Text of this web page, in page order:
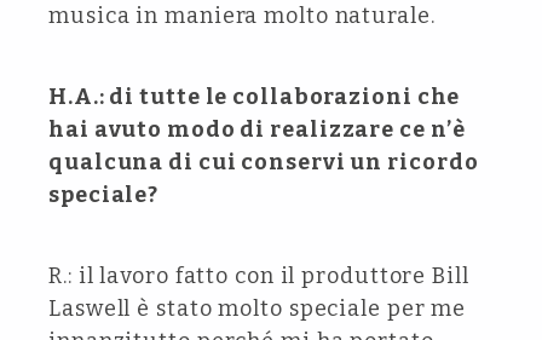
musica in maniera molto naturale.
H.A.: di tutte le collaborazioni che
hai avuto modo di realizzare ce n’è
qualcuna di cui conservi un ricordo
speciale?
R.: il lavoro fatto con il produttore Bill
Laswell è stato molto speciale per me